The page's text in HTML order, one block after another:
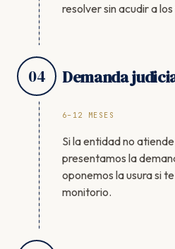
resolver sin acudir a
04 Demanda
6–12 MESES
Si la entidad no
presentamos la
oponemos la usura si
monitorio.